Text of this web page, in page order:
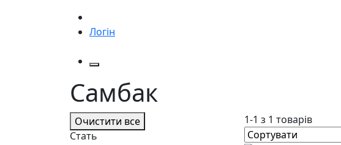
Логін
Самбак
Очистити все
Стать
1-1 з 1 товарів